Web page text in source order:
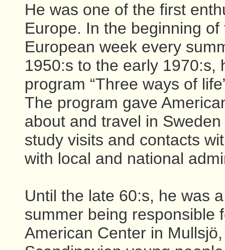
He was one of the first
Europe. In the beginning
European week every
1950:s to the early 1970:s,
program “Three ways of
The program gave
about and travel in
study visits and contacts
with local and national
Until the late 60:s, he was
summer being responsible
American Center in